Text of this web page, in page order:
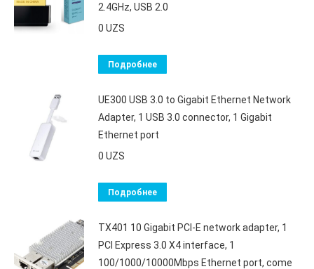
2.4GHz, USB 2.0
0 UZS
Подробнее
UE300 USB 3.0 to Gigabit Ethernet Network
Adapter, 1 USB 3.0 connector, 1 Gigabit
Ethernet port
0 UZS
Подробнее
TX401 10 Gigabit PCI-E network adapter, 1
PCI Express 3.0 X4 interface, 1
100/1000/10000Mbps Ethernet port, come